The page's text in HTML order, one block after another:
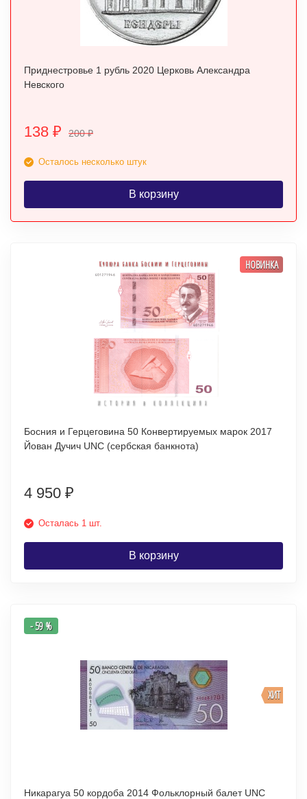
Приднестровье 1 рубль 2020 Церковь Александра
Невского
138 ₽ 200₽
Осталось несколько штук
В корзину
НОВИНКА
Босния и Герцеговина 50 Конвертируемых марок 2017
Йован Дучич UNC (сербская банкнота)
4 950 ₽
Осталась 1 шт.
В корзину
ХИТ
- 59 %
Никарагуа 50 кордоба 2014 Фольклорный балет UNC